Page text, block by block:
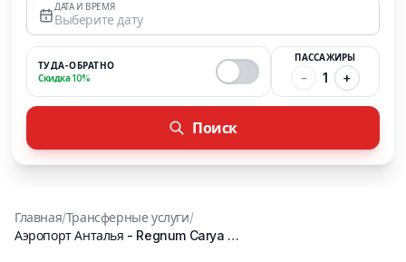
ДАТА И ВРЕМЯ
Выберите дату
ТУДА-ОБРАТНО
Скидка 10%
ПАССАЖИРЫ
- 1 +
Поиск
Главная/Трансферные услуги/
Аэропорт Анталья - Regnum Carya Golf Resort